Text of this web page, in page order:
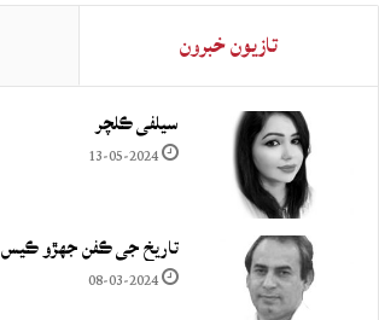
تازيون خبرون
سيلفي ڪلچر
13-05-2024
تاريخ جي ڪفن جھڙو ڪيس
08-03-2024